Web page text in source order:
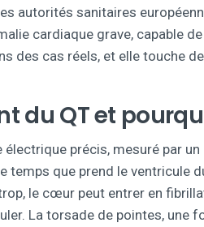
autorités sanitaires
cardiaque grave, capable de
des cas réels, et elle touche
du QT et
précis, mesuré par
temps que prend le ventricule
le cœur peut entrer en
La torsade de pointes, une